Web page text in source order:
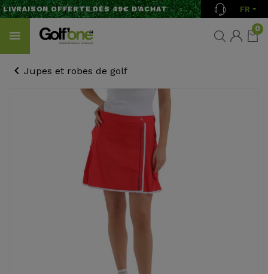
OFFERTE DÈS 49€ D'ACHAT FR
0
Jupes et robes de golf